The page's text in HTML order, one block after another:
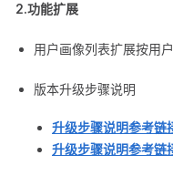
2.功能扩展
用户画像列表扩展按用
版本升级步骤说明
升级步骤说明参考
升级步骤说明参考